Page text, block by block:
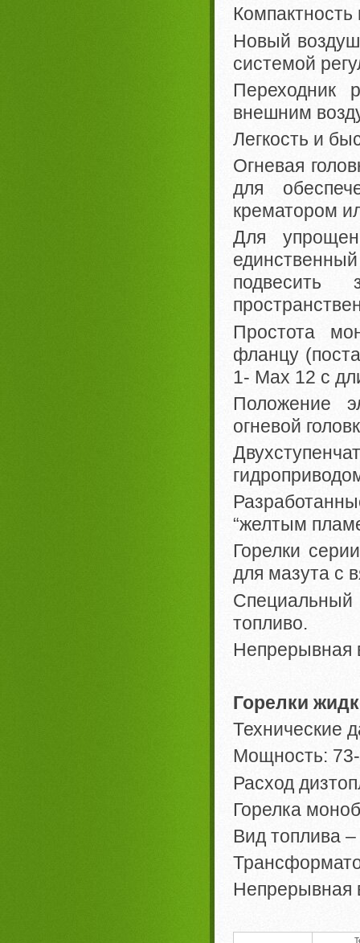
Новый
системой
внешним
Легкость и
Огневая
для
крематором
Для
Простота
фланцу
1- Мах 12 с
Положение
огневой
“желтым
Горелки
для мазута с
топливо.
Непрерывная
Горелки
Технические
Мощность:
Расход
Горелка
Вид топлива
Непрерывная